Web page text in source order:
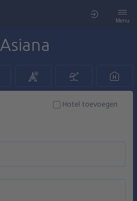
Menu
Asiana
Hotel toevoegen